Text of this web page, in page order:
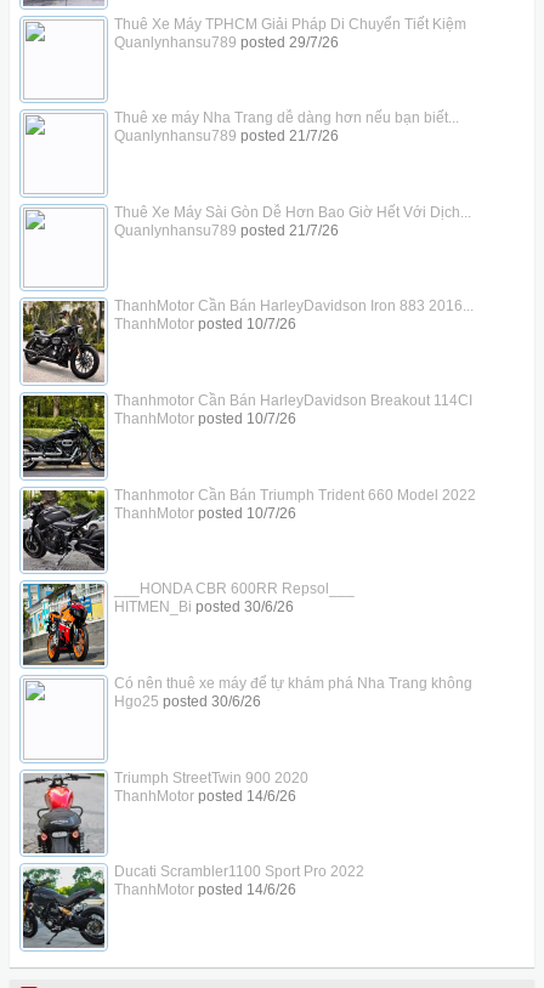
Thuê Xe Máy TPHCM Giải Pháp Di Chuyển Tiết Kiệm
Quanlynhansu789 posted 29/7/26
Thuê xe máy Nha Trang dễ dàng hơn nếu bạn biết...
Quanlynhansu789 posted 21/7/26
Thuê Xe Máy Sài Gòn Dễ Hơn Bao Giờ Hết Với Dịch...
Quanlynhansu789 posted 21/7/26
ThanhMotor Cần Bán HarleyDavidson Iron 883 2016...
ThanhMotorposted 10/7/26
Thanhmotor Cần Bán HarleyDavidson Breakout 114CI
ThanhMotorposted 10/7/26
Thanhmotor Cần Bán Triumph Trident 660 Model 2022
ThanhMotorposted 10/7/26
___HONDA CBR 600RR Repsol___
HITMEN_Bi posted 30/6/26
Có nên thuê xe máy để tự khám phá Nha Trang không
Hgo25 posted 30/6/26
Triumph StreetTwin 900 2020
ThanhMotorposted 14/6/26
Ducati Scrambler1100 Sport Pro 2022
ThanhMotorposted 14/6/26